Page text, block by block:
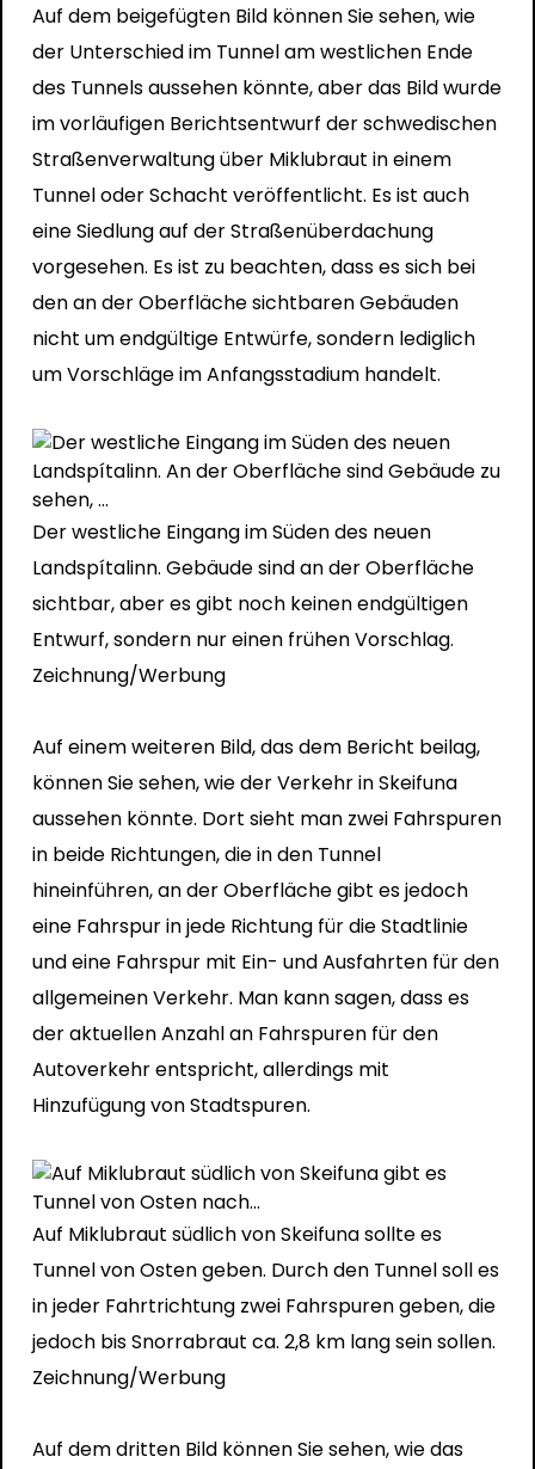
Auf dem beigefügten Bild können Sie sehen, wie
der Unterschied im Tunnel am westlichen Ende
des Tunnels aussehen könnte, aber das Bild wurde
im vorläufigen Berichtsentwurf der schwedischen
Straßenverwaltung über Miklubraut in einem
Tunnel oder Schacht veröffentlicht. Es ist auch
eine Siedlung auf der Straßenüberdachung
vorgesehen. Es ist zu beachten, dass es sich bei
den an der Oberfläche sichtbaren Gebäuden
nicht um endgültige Entwürfe, sondern lediglich
um Vorschläge im Anfangsstadium handelt.
Der westliche Eingang im Süden des neuen
Landspítalinn. Gebäude sind an der Oberfläche
sichtbar, aber es gibt noch keinen endgültigen
Entwurf, sondern nur einen frühen Vorschlag.
Zeichnung/Werbung
Auf einem weiteren Bild, das dem Bericht beilag,
können Sie sehen, wie der Verkehr in Skeifuna
aussehen könnte. Dort sieht man zwei Fahrspuren
in beide Richtungen, die in den Tunnel
hineinführen, an der Oberfläche gibt es jedoch
eine Fahrspur in jede Richtung für die Stadtlinie
und eine Fahrspur mit Ein- und Ausfahrten für den
allgemeinen Verkehr. Man kann sagen, dass es
der aktuellen Anzahl an Fahrspuren für den
Autoverkehr entspricht, allerdings mit
Hinzufügung von Stadtspuren.
Auf Miklubraut südlich von Skeifuna sollte es
Tunnel von Osten geben. Durch den Tunnel soll es
in jeder Fahrtrichtung zwei Fahrspuren geben, die
jedoch bis Snorrabraut ca. 2,8 km lang sein sollen.
Zeichnung/Werbung
Auf dem dritten Bild können Sie sehen, wie das